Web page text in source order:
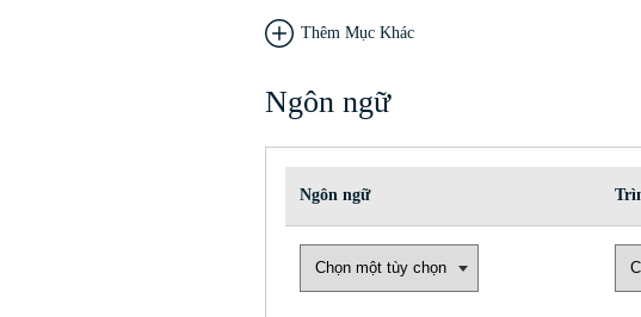
Thêm Mục Khác
Ngôn ngữ
Ngôn ngữ